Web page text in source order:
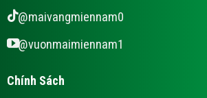
@maivangmiennam0
@vuonmaimiennam1
Chính Sách